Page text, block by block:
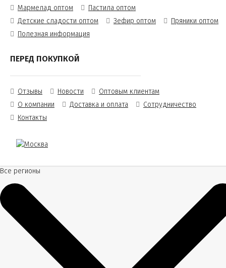
Мармелад оптом
Пастила оптом
Детские сладости оптом
Зефир оптом
Пряники оптом
Полезная информация
ПЕРЕД ПОКУПКОЙ
Отзывы Новости
Оптовым клиентам
О компании
Доставка и оплата
Сотрудничество
Контакты
Все регионы